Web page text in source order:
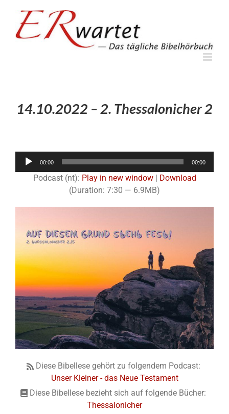
springen
14.10.2022 – 2. Thessalonicher 2
00:00 00:00
Podcast (nt): Play in new window| Download
(Duration: 7:30 — 6.9MB)
Diese Bibellese gehört zu folgendem Podcast:
Unser Kleiner - das Neue Testament
Diese Bibellese bezieht sich auf folgende Bücher:
Thessalonicher